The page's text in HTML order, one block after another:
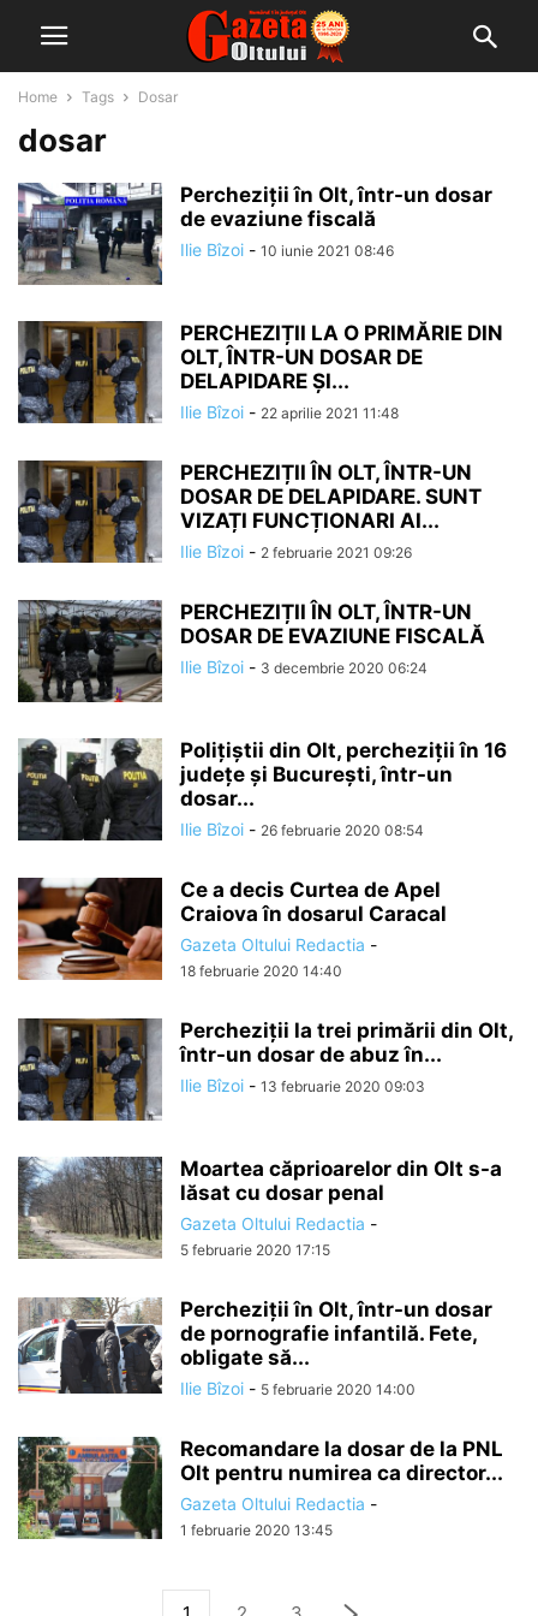
Home Tags Dosar
dosar
Percheziții în Olt, într-un dosar
de evaziune fiscală
Ilie Bîzoi - 10 iunie 2021 08:46
PERCHEZIȚII LA O PRIMĂRIE DIN
OLT, ÎNTR-UN DOSAR DE
DELAPIDARE ȘI...
Ilie Bîzoi - 22 aprilie 2021 11:48
PERCHEZIȚII ÎN OLT, ÎNTR-UN
DOSAR DE DELAPIDARE. SUNT
VIZAȚI FUNCȚIONARI AI...
Ilie Bîzoi - 2 februarie 2021 09:26
PERCHEZIȚII ÎN OLT, ÎNTR-UN
DOSAR DE EVAZIUNE FISCALĂ
Ilie Bîzoi - 3 decembrie 2020 06:24
Polițiștii din Olt, percheziții în 16
județe și București, într-un
dosar...
Ilie Bîzoi - 26 februarie 2020 08:54
Ce a decis Curtea de Apel
Craiova în dosarul Caracal
Gazeta Oltului Redactia -
18 februarie 2020 14:40
Percheziții la trei primării din Olt,
într-un dosar de abuz în...
Ilie Bîzoi - 13 februarie 2020 09:03
Moartea căprioarelor din Olt s-a
lăsat cu dosar penal
Gazeta Oltului Redactia -
5 februarie 2020 17:15
Percheziții în Olt, într-un dosar
de pornografie infantilă. Fete,
obligate să...
Ilie Bîzoi - 5 februarie 2020 14:00
Recomandare la dosar de la PNL
Olt pentru numirea ca director...
Gazeta Oltului Redactia -
1 februarie 2020 13:45